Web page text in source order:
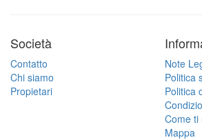
Società
Contatto
Chi siamo
Propietari
Note
Politica
Politica
Come ti
Mappa